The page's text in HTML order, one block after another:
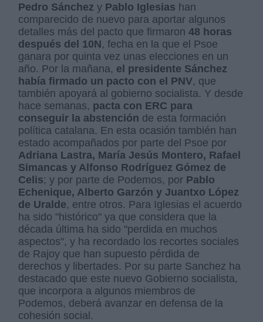
Pedro Sánchez y Pablo Iglesias han
comparecido de nuevo para aportar algunos
detalles más del pacto que firmaron48 horas
después del 10N, fecha en la que el Psoe
ganara por quinta vez unas elecciones en un
año. Por la mañana, el presidente Sánchez
había firmado un pacto con el PNV, que
también apoyará al gobierno socialista. Y desde
hace semanas, pacta con ERC para
conseguir la abstención de esta formación
política catalana. En esta ocasión también han
estado acompañados por parte del Psoe por
Adriana Lastra, María Jesús Montero, Rafael
Simancas y Alfonso Rodríguez Gómez de
Celis; y por parte de Podemos, por Pablo
Echenique, Alberto Garzón y Juantxo López
de Uralde, entre otros. Para Iglesias el acuerdo
ha sido "histórico" ya que considera que la
década última ha sido "perdida en muchos
aspectos", y ha recordado los recortes sociales
de Rajoy que han supuesto pérdida de
derechos y libertades. Por su parte Sanchez ha
destacado que este nuevo Gobierno socialista,
que incorpora a algunos miembros de
Podemos, deberá avanzar en defensa de la
cohesión social.